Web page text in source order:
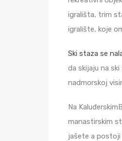
igrališta, trim
igralište, koje
Ski staza se
da skijaju na
nadmorskoj
Na
manastirskim
jašete a postoji